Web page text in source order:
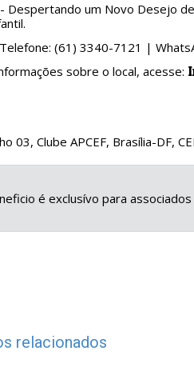
Despertando um Novo Desejo
(61) 3340-7121 |
sobre o local, acesse:
03, Clube APCEF, Brasília-DF,
é exclusívo para
relacionados